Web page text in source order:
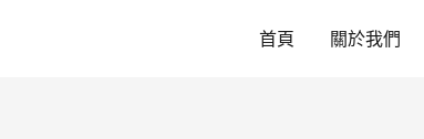
首頁 關於我們